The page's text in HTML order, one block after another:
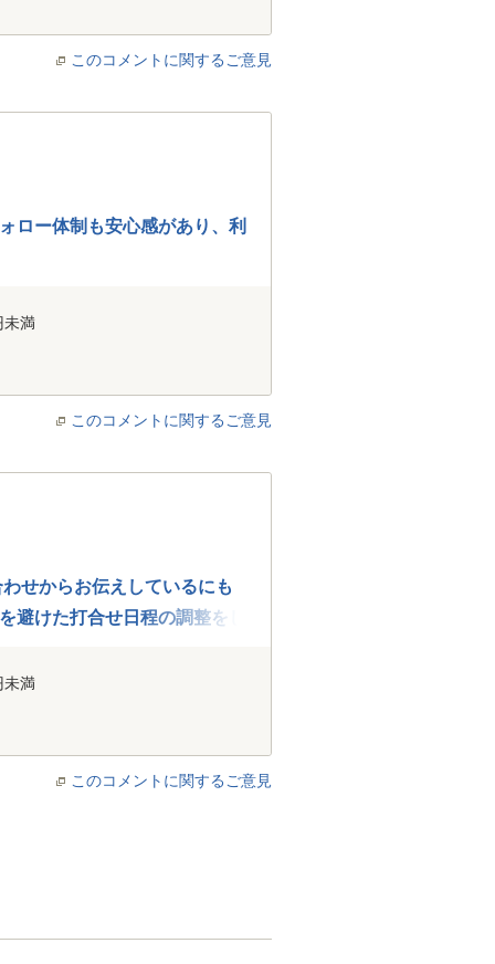
このコメントに関するご意見
ロー体制も安心感があり、利
未満
このコメントに関するご意見
せからお伝えしているにも
避けた打合せ日程の調整をし
未満
このコメントに関するご意見